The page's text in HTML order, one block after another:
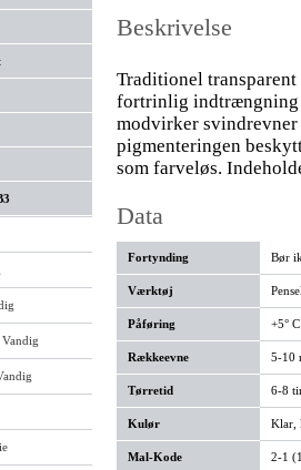
Beskrivelse
Traditionel
fortrinlig indtrængning
modvirker svindrevner
pigmenteringen
som farveløs.
Data
Fortynding Bør
Værktøj
Påføring +5°
Rækkeevne 5-10
Tørretid 6-8
Kulør Klar,
Mal-Kode 2-1